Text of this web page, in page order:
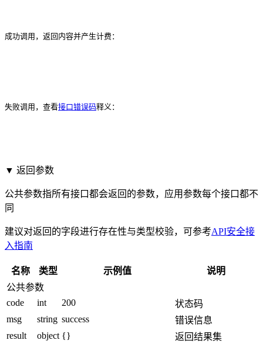
成功调用，返回内容并产生计费：
失败调用，查看接口错误码释义：
▼ 返回参数
公共参数指所有接口都会返回的参数，应用参数每个接口都不
同
建议对返回的字段进行存在性与类型校验，可参考API安全接
入指南
名称 类型 示例值
说明
公共参数
code
int 200
状态码
msg
string success
错误信息
result
object {}
返回结果集